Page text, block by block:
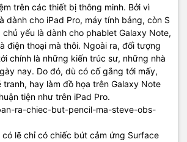
trên các thiết bị thông minh. Bởi vì
dành cho iPad Pro, máy tính bảng, còn S
chủ yếu là dành cho phablet Galaxy Note,
điện thoại mà thôi. Ngoài ra, đối tượng
chính là những kiến trúc sư, những nhà
nay. Do đó, dù có cố gắng tới mấy,
tranh, hay làm đồ họa trên Galaxy Note
tiện như trên iPad Pro.
có lẽ chỉ có chiếc bút cảm ứng Surface